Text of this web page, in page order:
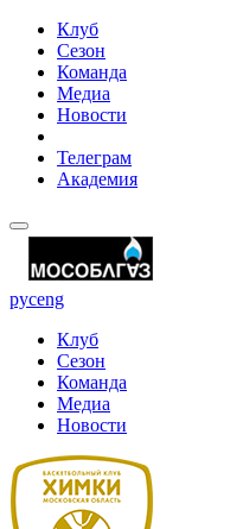
Клуб
Сезон
Команда
Медиа
Новости
Телеграм
Академия
русeng
Клуб
Сезон
Команда
Медиа
Новости